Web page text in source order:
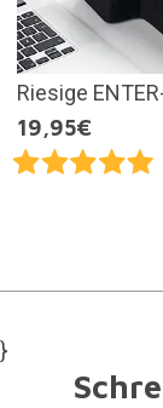
Riesige
19,95€
}